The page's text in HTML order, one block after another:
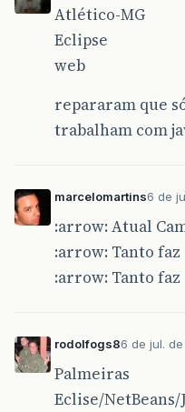
Atlético-MG
Eclipse
web
repararam que
trabalham com
marcelomartins6 de
:arrow: Atual
:arrow: Tanto faz
:arrow: Tanto faz
rodolfogs86 de jul.
Palmeiras
Eclise/